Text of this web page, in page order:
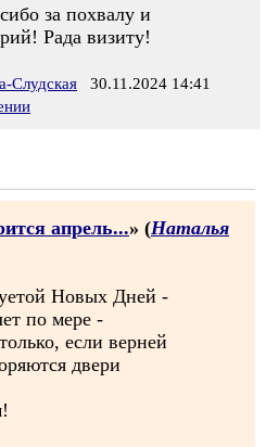
за похвалу и
Рада визиту!
Слудская 30.11.2024 14:41
апрель...» (Наталья
Новых Дней -
по мере -
если верней
двери